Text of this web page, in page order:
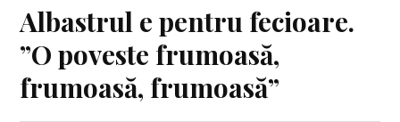
Albastrul e pentru fecioare.
”O poveste frumoasă,
frumoasă, frumoasă”